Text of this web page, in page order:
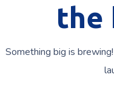
the
Something big is